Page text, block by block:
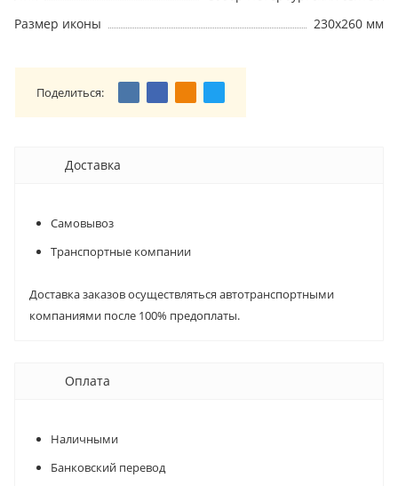
Размер иконы
230х260 мм
Поделиться:
Доставка
Самовывоз
Транспортные компании
Доставка заказов осуществляться автотранспортными
компаниями после 100% предоплаты.
Оплата
Наличными
Банковский перевод